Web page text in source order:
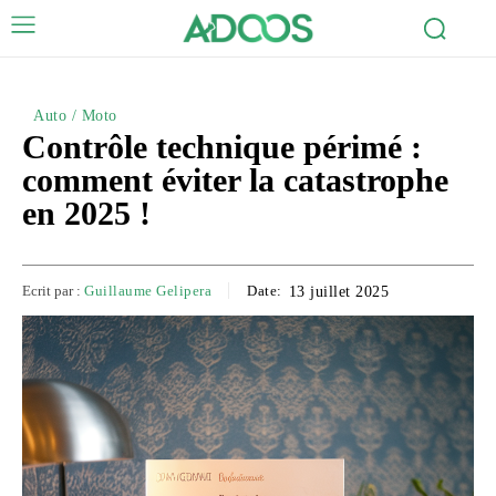
Auto / Moto
Contrôle technique périmé :
comment éviter la catastrophe
en 2025 !
Ecrit par : Guillaume Gelipera Date: 13 juillet 2025